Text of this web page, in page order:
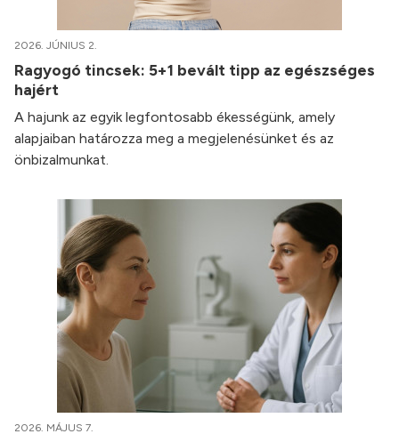
2026. JÚNIUS 2.
Ragyogó tincsek: 5+1 bevált tipp az egészséges
hajért
A hajunk az egyik legfontosabb ékességünk, amely
alapjaiban határozza meg a megjelenésünket és az
önbizalmunkat.
2026. MÁJUS 7.